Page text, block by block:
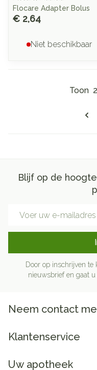
Flocare Adapter Bolus
€ 2,64
Niet beschikbaar
Toon
Blijf op de
Door op inschrijven
nieuwsbrief en gaat
Neem contact
Klantenservice
Uw apotheek